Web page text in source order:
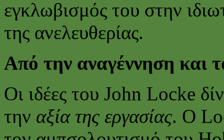
εγκλωβισμός του στην
της ανελευθερίας.
Από την αναγέννηση και
Οι ιδέες του John Locke
την αξία της εργασίας. Ο